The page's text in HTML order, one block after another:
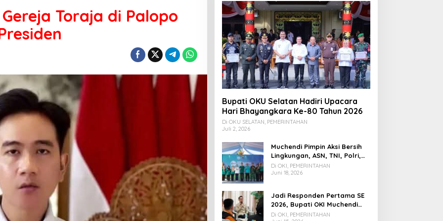
Toraja di Palopo
Bupati OKU Selatan Hadiri Upacara
Hari Bhayangkara Ke-80 Tahun 2026
Di OKU SELATAN, PEMERINTAHAN
Juli 2, 2026
Muchendi Pimpin Aksi Bersih
Lingkungan, ASN, TNI, Polri,
dan Warga Bergotong
Royong
Di OKI, PEMERINTAHAN
Juni 18, 2026
Jadi Responden Pertama SE
2026, Bupati OKI Muchendi
Ajak Warga Beri Data Benar
Di OKI, PEMERINTAHAN